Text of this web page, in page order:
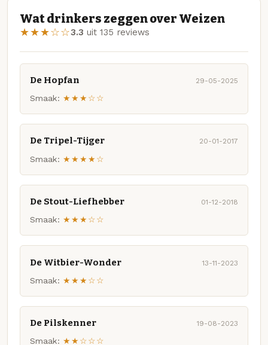
Wat drinkers zeggen over Weizen
★★★☆☆3.3 uit 135 reviews
De Hopfan 29-05-2025
Smaak: ★★★☆☆
De Tripel-Tijger 20-01-2017
Smaak: ★★★★☆
De Stout-Liefhebber 01-12-2018
Smaak: ★★★☆☆
De Witbier-Wonder 13-11-2023
Smaak: ★★★☆☆
De Pilskenner 19-08-2023
Smaak: ★★☆☆☆